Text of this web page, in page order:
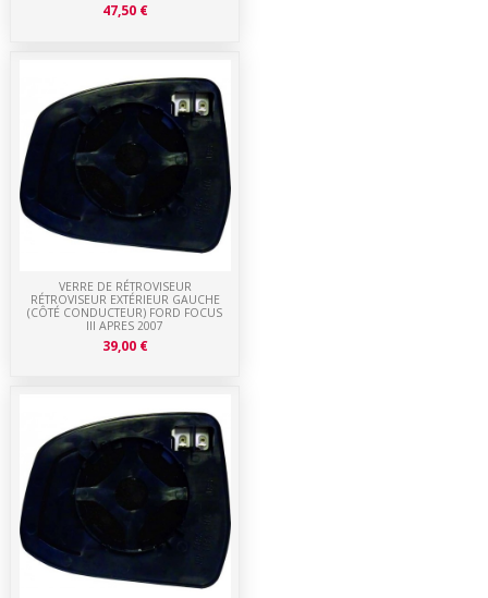
VERRE DE RÉTROVISEUR
RÉTROVISEUR EXTÉRIEUR GAUCHE
(CÔTÉ CONDUCTEUR) FORD FOCUS
III APRES 2007
39,00 €
47,50 €